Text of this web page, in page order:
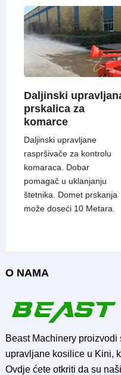
Daljinski
prskalica za
komarce
Daljinski upravljane
raspršivače za kontrolu
komaraca. Dobar
pomagač u uklanjanju
štetnika. Domet prskanja
može doseći 10 Metara.
O NAMA
Beast Machinery
upravljane kosilice u Kini,
Ovdje ćete otkriti da su